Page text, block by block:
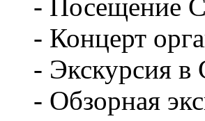
- Посещение
- Концерт
- Экскурсия в
- Обзорная